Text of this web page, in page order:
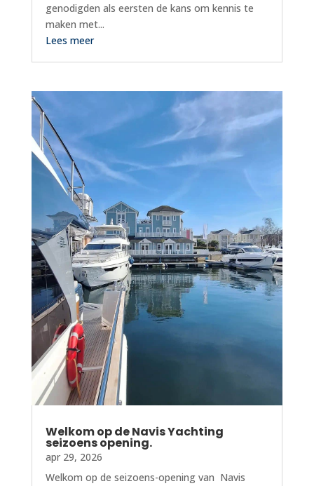
genodigden als eersten de kans om kennis te
maken met...
Lees meer
Welkom op de Navis Yachting
seizoens opening.
apr 29, 2026
Welkom op de seizoens-opening van Navis